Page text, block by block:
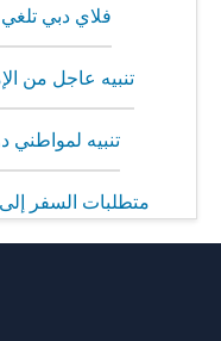
فلاي دبي تلغي
تنبيه عاجل من
تنبيه لمواطني
متطلبات السفر
مطار الشارقة